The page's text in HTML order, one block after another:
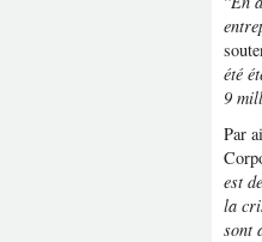
été
9
Par
est
la
sont